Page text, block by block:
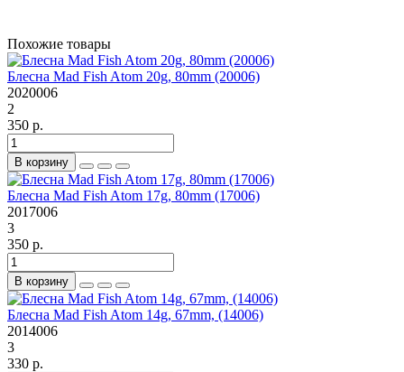
Похожие товары
Блесна Mad Fish Atom 20g, 80mm (20006)
2020006
2
350 р.
В корзину
Блесна Mad Fish Atom 17g, 80mm (17006)
2017006
3
350 р.
В корзину
Блесна Mad Fish Atom 14g, 67mm, (14006)
2014006
3
330 р.